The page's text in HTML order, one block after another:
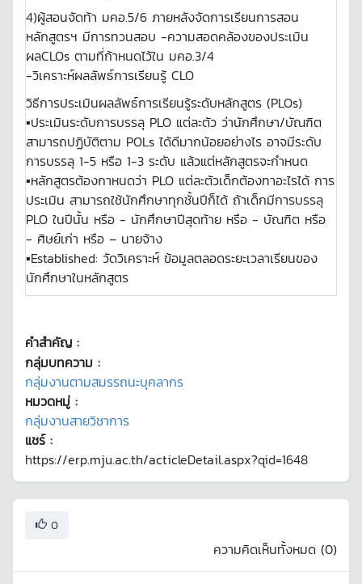
4)ผู้สอนจัดท้า มคอ.5/6 ภายหลังจัดการเรียนการสอน
หลักสูตรฯ มีการทวนสอบ -ความสอดคล้องของประเมิน
ผลCLOs ตามที่ก้าหนดไว้ใน มคอ.3/4
-วิเคราะห์ผลลัพธ์การเรียนรู้ CLO
วิธีการประเมินผลลัพธ์การเรียนรู้ระดับหลักสูตร (PLOs)
▪ประเมินระดับการบรรลุ PLO แต่ละตัว ว่านักศึกษา/บัณฑิต
สามารถปฏิบัติตาม POLs ได้ดีมากน้อยอย่างไร อาจมีระดับ
การบรรลุ 1-5 หรือ 1-3 ระดับ แล้วแต่หลักสูตรจะกำหนด
▪หลักสูตรต้องกาหนดว่า PLO แต่ละตัวเด็กต้องทาอะไรได้ การ
ประเมิน สามารถใช้นักศึกษาทุกชั้นปีก็ได้ ถ้าเด็กมีการบรรลุ
PLO ในปีนั้น หรือ - นักศึกษาปีสุดท้าย หรือ - บัณฑิต หรือ
- ศิษย์เก่า หรือ – นายจ้าง
▪Established: วัดวิเคราะห์ ข้อมูลตลอดระยะเวลาเรียนของ
นักศึกษาในหลักสูตร
คำสำคัญ :
กลุ่มบทความ :
กลุ่มงานตามสมรรถนะบุคลากร
หมวดหมู่ :
กลุ่มงานสายวิชาการ
แชร์ :
https://erp.mju.ac.th/acticleDetail.aspx?qid=1648
0
ความคิดเห็นทั้งหมด (0)